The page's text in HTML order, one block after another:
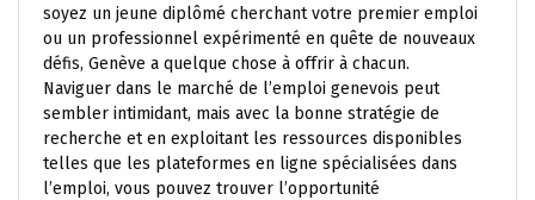
soyez un jeune diplômé cherchant votre premier emploi
ou un professionnel expérimenté en quête de nouveaux
défis, Genève a quelque chose à offrir à chacun.
Naviguer dans le marché de l’emploi genevois peut
sembler intimidant, mais avec la bonne stratégie de
recherche et en exploitant les ressources disponibles
telles que les plateformes en ligne spécialisées dans
l’emploi, vous pouvez trouver l’opportunité